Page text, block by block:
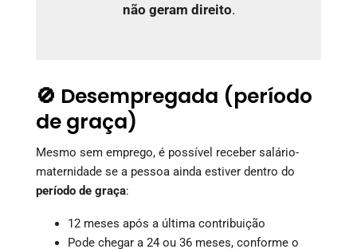
não geram direito.
🚫 Desempregada (período
de graça)
Mesmo sem emprego, é possível receber salário-
maternidade se a pessoa ainda estiver dentro do
período de graça:
12 meses após a última contribuição
Pode chegar a 24 ou 36 meses, conforme o